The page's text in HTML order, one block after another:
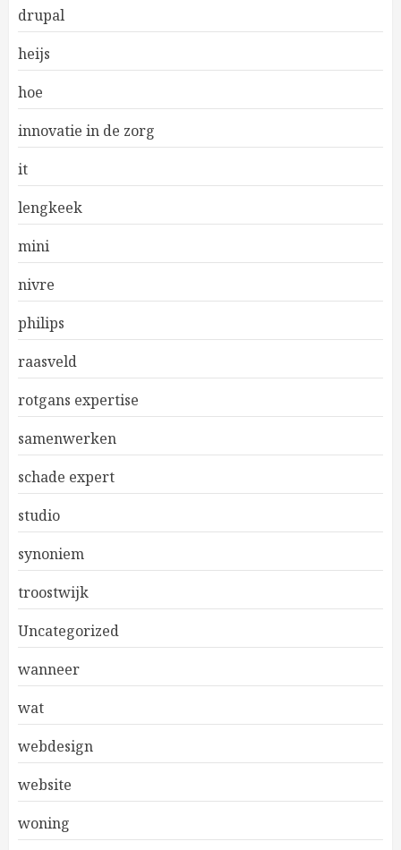
drupal
heijs
hoe
innovatie in de zorg
it
lengkeek
mini
nivre
philips
raasveld
rotgans expertise
samenwerken
schade expert
studio
synoniem
troostwijk
Uncategorized
wanneer
wat
webdesign
website
woning